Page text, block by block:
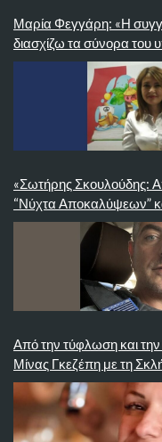
Μαρία Φεγγάρη: «Η
διασχίζω τα σύνορα του
«Σωτήρης Σκουλούδης:
“Νύχτα Αποκαλύψεων”
Από την τύφλωση και
Μίνας Γκεζέπη με τη